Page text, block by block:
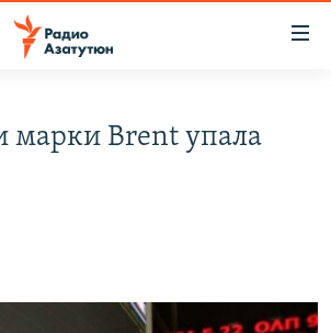
марки Brent упала